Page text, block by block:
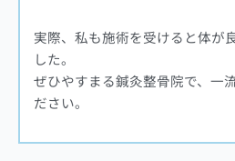
実際、私も施術を受けると体が
した。
ぜひやすまる鍼灸整骨院で、一
ださい。